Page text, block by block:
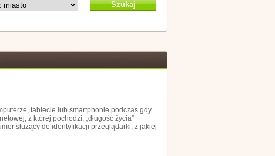
Szukaj
tablecie lub smartphonie podczas gdy
z której pochodzi, „długość życia”
służący do identyfikacji przeglądarki, z jakiej